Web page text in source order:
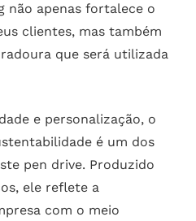
não apenas fortalece o
clientes, mas também
que será utilizada
e personalização, o
é um dos
pen drive. Produzido
ele reflete a
com o meio